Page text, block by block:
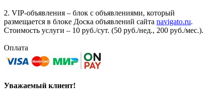
2. VIP-объявления – блок с объявлениями, который
размещается в блоке Доска объявлений сайта navigato.ru.
Стоимость услуги – 10 руб./сут. (50 руб./нед., 200 руб./мес.).
Оплата
Уважаемый клиент!